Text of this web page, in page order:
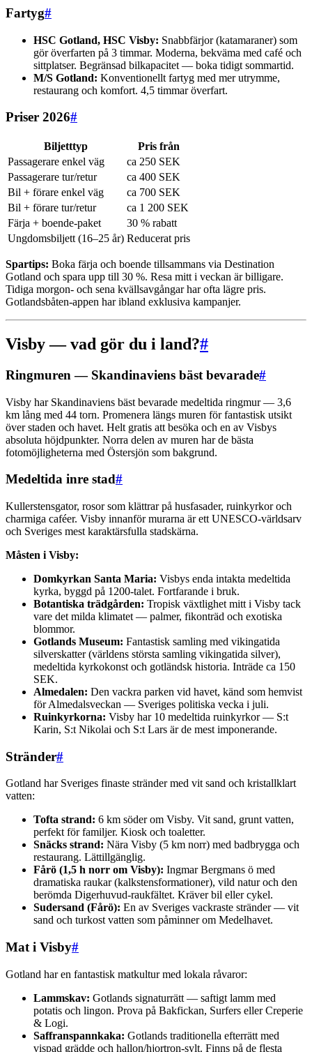
Fartyg#
HSC Gotland, HSC Visby: Snabbfärjor (katamaraner) som
gör överfarten på 3 timmar. Moderna, bekväma med café och
sittplatser. Begränsad bilkapacitet — boka tidigt sommartid.
M/S Gotland: Konventionellt fartyg med mer utrymme,
restaurang och komfort. 4,5 timmar överfart.
Priser 2026#
Biljetttyp
Pris från
Passagerare enkel väg
ca 250 SEK
Passagerare tur/retur
ca 400 SEK
Bil + förare enkel väg
ca 700 SEK
Bil + förare tur/retur
ca 1 200 SEK
Färja + boende-paket
30 % rabatt
Ungdomsbiljett (16–25 år) Reducerat pris
Spartips: Boka färja och boende tillsammans via Destination
Gotland och spara upp till 30 %. Resa mitt i veckan är billigare.
Tidiga morgon- och sena kvällsavgångar har ofta lägre pris.
Gotlandsbåten-appen har ibland exklusiva kampanjer.
Visby — vad gör du i land?#
Ringmuren — Skandinaviens bäst bevarade#
Visby har Skandinaviens bäst bevarade medeltida ringmur — 3,6
km lång med 44 torn. Promenera längs muren för fantastisk utsikt
över staden och havet. Helt gratis att besöka och en av Visbys
absoluta höjdpunkter. Norra delen av muren har de bästa
fotomöjligheterna med Östersjön som bakgrund.
Medeltida inre stad#
Kullerstensgator, rosor som klättrar på husfasader, ruinkyrkor och
charmiga caféer. Visby innanför murarna är ett UNESCO-världsarv
och Sveriges mest karaktärsfulla stadskärna.
Måsten i Visby:
Domkyrkan Santa Maria: Visbys enda intakta medeltida
kyrka, byggd på 1200-talet. Fortfarande i bruk.
Botantiska trädgården: Tropisk växtlighet mitt i Visby tack
vare det milda klimatet — palmer, fikonträd och exotiska
blommor.
Gotlands Museum: Fantastisk samling med vikingatida
silverskatter (världens största samling vikingatida silver),
medeltida kyrkokonst och gotländsk historia. Inträde ca 150
SEK.
Almedalen: Den vackra parken vid havet, känd som hemvist
för Almedalsveckan — Sveriges politiska vecka i juli.
Ruinkyrkorna: Visby har 10 medeltida ruinkyrkor — S:t
Karin, S:t Nikolai och S:t Lars är de mest imponerande.
Stränder#
Gotland har Sveriges finaste stränder med vit sand och kristallklart
vatten:
Tofta strand: 6 km söder om Visby. Vit sand, grunt vatten,
perfekt för familjer. Kiosk och toaletter.
Snäcks strand: Nära Visby (5 km norr) med badbrygga och
restaurang. Lättillgänglig.
Fårö (1,5 h norr om Visby): Ingmar Bergmans ö med
dramatiska raukar (kalkstensformationer), vild natur och den
berömda Digerhuvud-raukfältet. Kräver bil eller cykel.
Sudersand (Fårö): En av Sveriges vackraste stränder — vit
sand och turkost vatten som påminner om Medelhavet.
Mat i Visby#
Gotland har en fantastisk matkultur med lokala råvaror:
Lammskav: Gotlands signaturrätt — saftigt lamm med
potatis och lingon. Prova på Bakfickan, Surfers eller Creperie
& Logi.
Saffranspannkaka: Gotlands traditionella efterrätt med
vispad grädde och hallon/hjortron-sylt. Finns på de flesta